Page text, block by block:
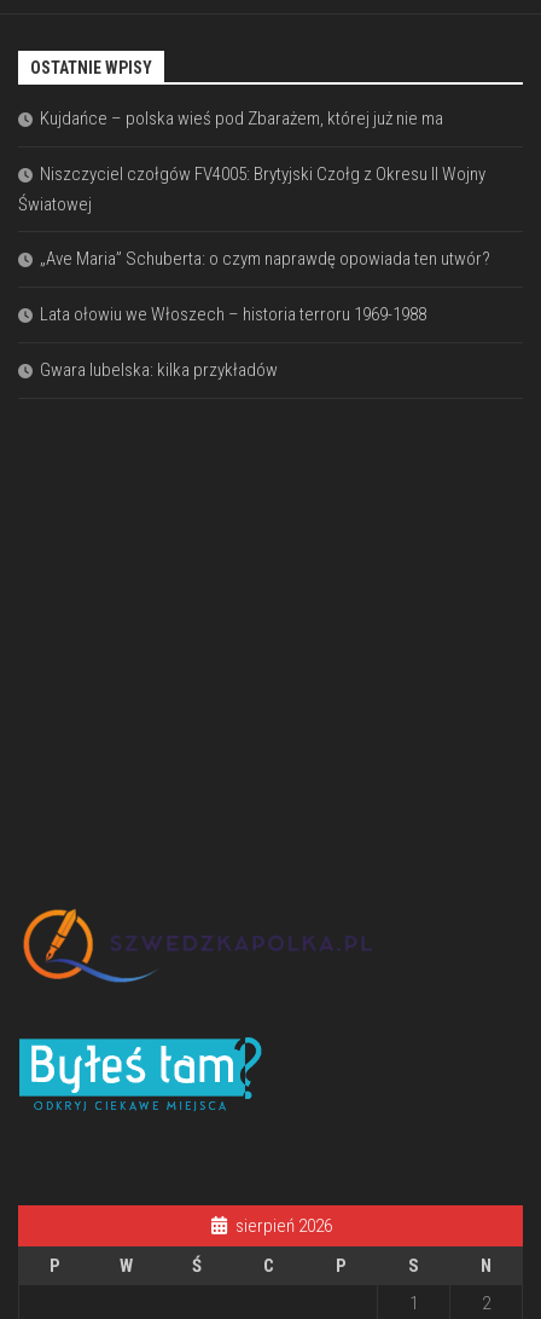
OSTATNIE WPISY
Kujdańce – polska wieś pod Zbarażem, której już nie ma
Niszczyciel czołgów FV4005: Brytyjski Czołg z Okresu II Wojny
Światowej
„Ave Maria” Schuberta: o czym naprawdę opowiada ten utwór?
Lata ołowiu we Włoszech – historia terroru 1969-1988
Gwara lubelska: kilka przykładów
sierpień 2026
P
W Ś C P S
N
1
2